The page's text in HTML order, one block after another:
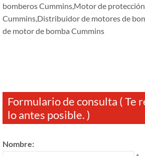
bomberos Cummins,Motor de
Cummins,Distribuidor de motores de
de motor de bomba Cummins
Formulario de consulta ( Te
lo antes posible. )
Nombre: